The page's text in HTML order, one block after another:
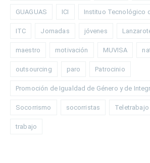
GUAGUAS ICI Instituo Tecnológico
ITC Jornadas jóvenes
maestro motivación MUVISA
outsourcing paro Patrocinio
Promoción de Igualdad de Género y de
Socorrismo socorristas Teletrabajo
trabajo